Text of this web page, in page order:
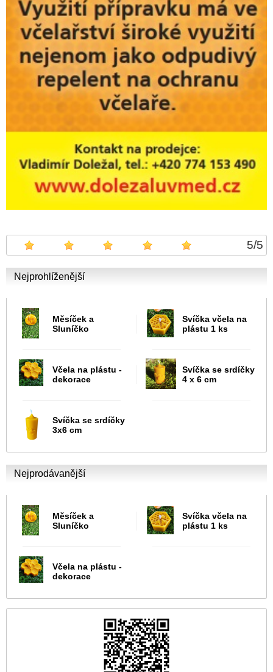
5/5
Nejprohlíženější
Měsíček a
Sluníčko
Svíčka včela na
plástu 1 ks
Včela na plástu -
dekorace
Svíčka se srdíčky
4 x 6 cm
Svíčka se srdíčky
3x6 cm
Nejprodávanější
Měsíček a
Sluníčko
Svíčka včela na
plástu 1 ks
Včela na plástu -
dekorace